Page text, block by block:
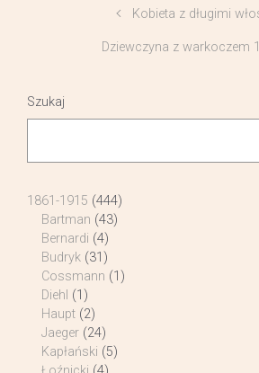
Kobieta z długimi
Dziewczyna z warkoczem
Szukaj
1861-1915 (444)
Bartman (43)
Bernardi (4)
Budryk (31)
Cossmann (1)
Diehl (1)
Haupt (2)
Jaeger (24)
Kapłański (5)